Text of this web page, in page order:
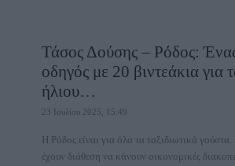
Τάσος Δούσης – Ρόδος:
οδηγός με 20 βιντεάκια για
ήλιου…
23 Ιουλίου 2025, 15:49
Η Ρόδος είναι για όλα τα ταξιδιωτικά
έχουν διάθεση να κάνουν οικονομικές